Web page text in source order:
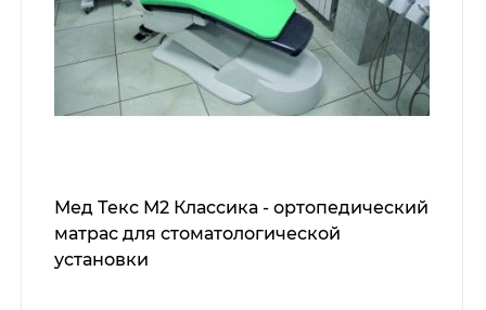
Мед Текс М2 Классика - ортопедический
матрас для стоматологической
установки